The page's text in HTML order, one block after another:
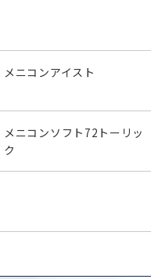
メニコンアイスト
メニコンソフト72トーリッ
ク